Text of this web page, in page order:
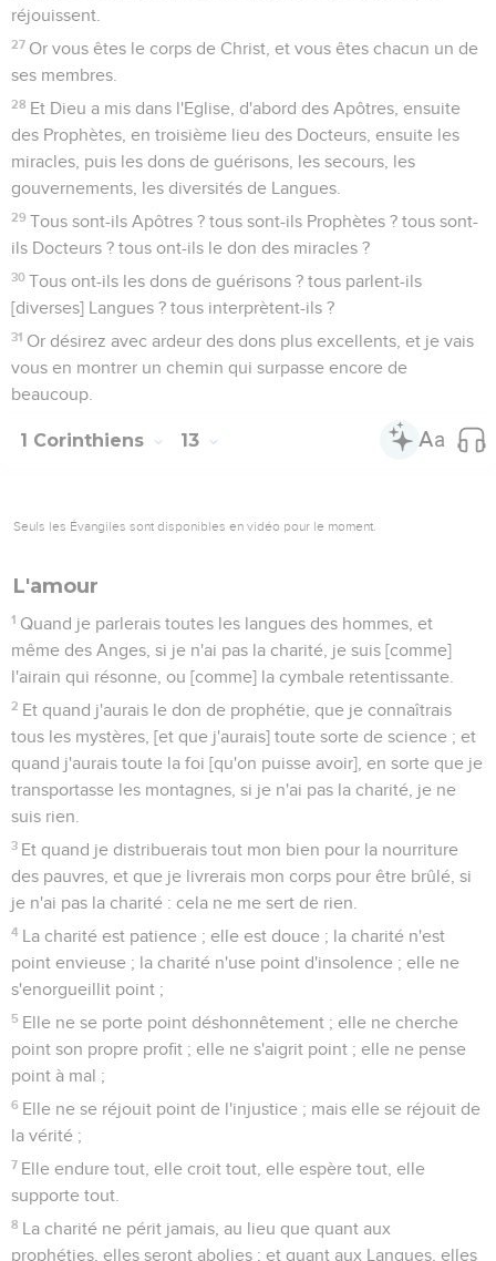
réjouissent.
27 Or vous êtes le corps de Christ, et vous êtes chacun un de
ses membres.
28 Et Dieu a mis dans l'Eglise, d'abord des Apôtres, ensuite
des Prophètes, en troisième lieu des Docteurs, ensuite les
miracles, puis les dons de guérisons, les secours, les
gouvernements, les diversités de Langues.
29 Tous sont-ils Apôtres ? tous sont-ils Prophètes ? tous sont-
ils Docteurs ? tous ont-ils le don des miracles ?
30 Tous ont-ils les dons de guérisons ? tous parlent-ils
[diverses] Langues ? tous interprètent-ils ?
31 Or désirez avec ardeur des dons plus excellents, et je vais
vous en montrer un chemin qui surpasse encore de
beaucoup.
1 Corinthiens 13
Seuls les Évangiles sont disponibles en vidéo pour le moment.
L'amour
1 Quand je parlerais toutes les langues des hommes, et
même des Anges, si je n'ai pas la charité, je suis [comme]
l'airain qui résonne, ou [comme] la cymbale retentissante.
2 Et quand j'aurais le don de prophétie, que je connaîtrais
tous les mystères, [et que j'aurais] toute sorte de science ; et
quand j'aurais toute la foi [qu'on puisse avoir], en sorte que je
transportasse les montagnes, si je n'ai pas la charité, je ne
suis rien.
3 Et quand je distribuerais tout mon bien pour la nourriture
des pauvres, et que je livrerais mon corps pour être brûlé, si
je n'ai pas la charité : cela ne me sert de rien.
4 La charité est patience ; elle est douce ; la charité n'est
point envieuse ; la charité n'use point d'insolence ; elle ne
s'enorgueillit point ;
5 Elle ne se porte point déshonnêtement ; elle ne cherche
point son propre profit ; elle ne s'aigrit point ; elle ne pense
point à mal ;
6 Elle ne se réjouit point de l'injustice ; mais elle se réjouit de
la vérité ;
7 Elle endure tout, elle croit tout, elle espère tout, elle
supporte tout.
8 La charité ne périt jamais, au lieu que quant aux
prophéties, elles seront abolies ; et quant aux Langues, elles